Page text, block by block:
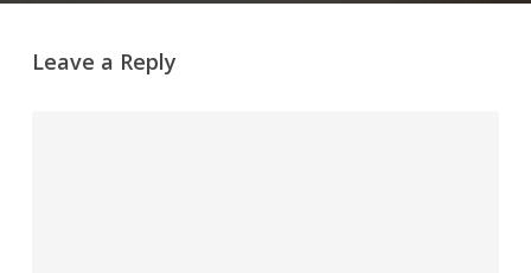
Leave a Reply